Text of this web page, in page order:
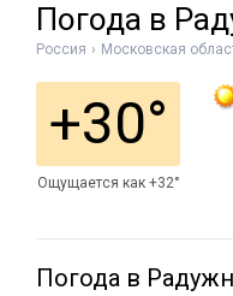
Погода в
Россия Московская
+30°
Ощущается как +32°
Погода в